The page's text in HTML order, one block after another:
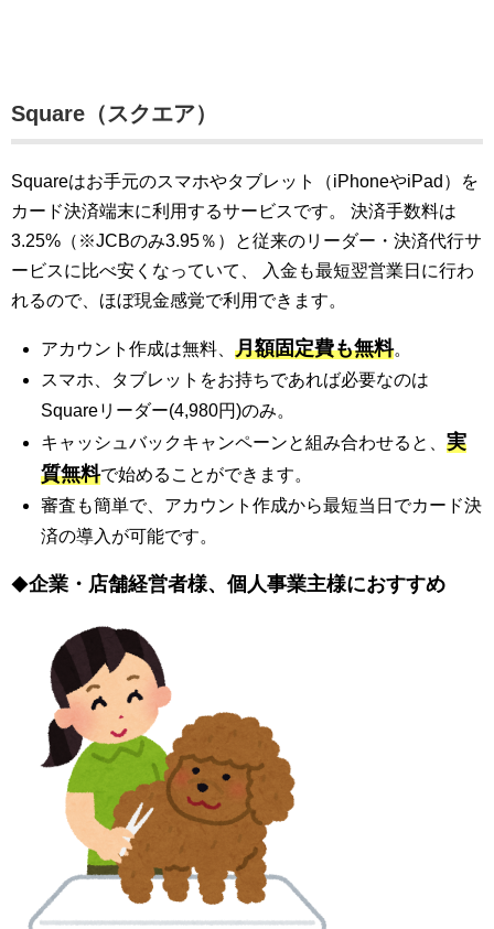
Square（スクエア）
Squareはお手元のスマホやタブレット（iPhoneやiPad）を
カード決済端末に利用するサービスです。 決済手数料は
3.25%（※JCBのみ3.95％）と従来のリーダー・決済代行サ
ービスに比べ安くなっていて、 入金も最短翌営業日に行わ
れるので、ほぼ現金感覚で利用できます。
アカウント作成は無料、月額固定費も無料。
スマホ、タブレットをお持ちであれば必要なのは
Squareリーダー(4,980円)のみ。
キャッシュバックキャンペーンと組み合わせると、実
質無料で始めることができます。
審査も簡単で、アカウント作成から最短当日でカード決
済の導入が可能です。
◆企業・店舗経営者様、個人事業主様におすすめ